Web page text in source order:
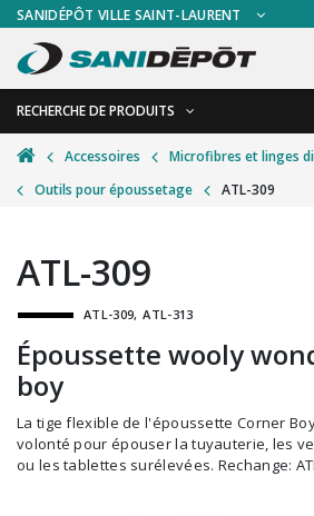
SANIDÉPÔT VILLE SAINT-LAURENT
RECHERCHE DE PRODUITS
RETOUR
Accessoires de sécurité
Accessoires pour le lavage de mur
Accessoires pour salles de bain
Alimentaire
Autres accessoires
Balais et porte-poussières
RETOUR
Gants
Plexiglas
Signalisations
Test de diagnostic
Thermomètre
Vêtements de sécurité
Accessoires
Microfibres et linges
Outils pour époussetage
ATL-309
ATL-309
ATL-309 ATL-313
Époussette wooly
boy
La tige flexible de l'époussette Corner Boy peut être modifiée à
volonté pour épouser la tuyauterie, les
ou les tablettes surélevées. Rechange: